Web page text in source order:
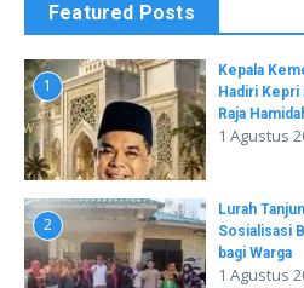
Featured Posts
1
Kepala
Hadiri
Raja
1 Agustus
2
Lurah
Sosialisasi
bagi Warga
1 Agustus